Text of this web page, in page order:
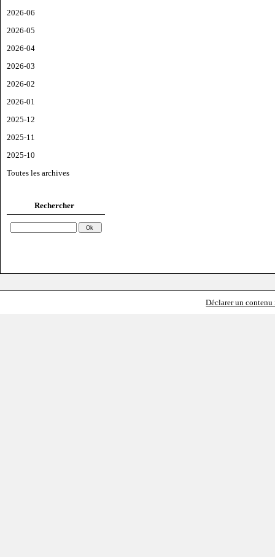
2026-06
2026-05
2026-04
2026-03
2026-02
2026-01
2025-12
2025-11
2025-10
Toutes les archives
Rechercher
Déclarer un